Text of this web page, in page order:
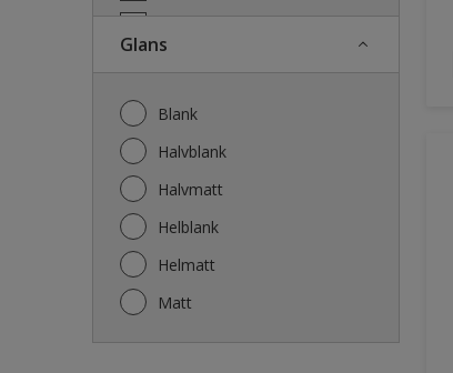
Glans
Blank
Halvblank
Halvmatt
Helblank
Helmatt
Matt